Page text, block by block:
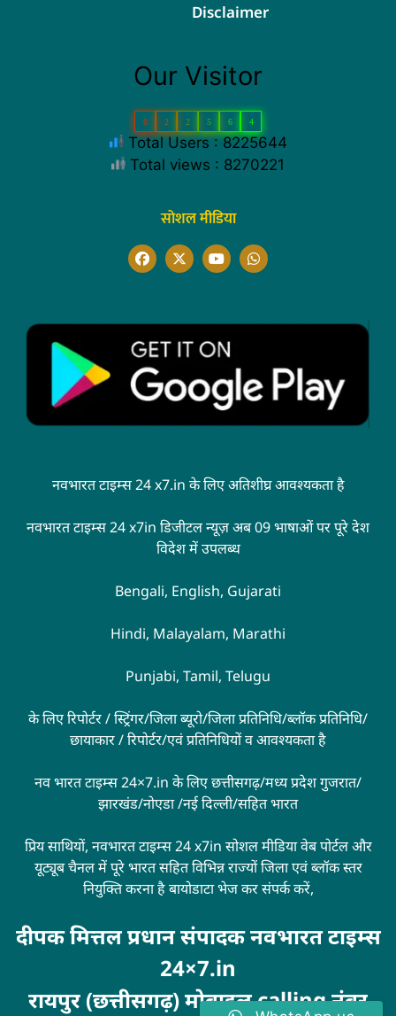
Disclaimer
Our Visitor
8 2 2 5 6 4
Total Users : 8225644
Total views : 8270221
सोशल मीडिया
नवभारत टाइम्स 24 x7.in के लिए अतिशीघ्र आवश्यकता है
नवभारत टाइम्स 24 x7in डिजीटल न्यूज़ अब 09 भाषाओं पर पूरे देश
विदेश में उपलब्ध
Bengali, English, Gujarati
Hindi, Malayalam, Marathi
Punjabi, Tamil, Telugu
के लिए रिपोर्टर / स्ट्रिंगर/जिला ब्यूरो/जिला प्रतिनिधि/ब्लॉक प्रतिनिधि/
छायाकार / रिपोर्टर/एवं प्रतिनिधियों व आवश्यकता है
नव भारत टाइम्स 24×7.in के लिए छत्तीसगढ़/मध्य प्रदेश गुजरात/
झारखंड/नोएडा /नई दिल्ली/सहित भारत
प्रिय साथियों, नवभारत टाइम्स 24 x7in सोशल मीडिया वेब पोर्टल और
यूट्यूब चैनल में पूरे भारत सहित विभिन्न राज्यों जिला एवं ब्लॉक स्तर
नियुक्ति करना है बायोडाटा भेज कर संपर्क करें,
दीपक मित्तल प्रधान संपादक नवभारत टाइम्स
24×7.in
रायपुर (छत्तीसगढ़) मोबाइल calling नंबर